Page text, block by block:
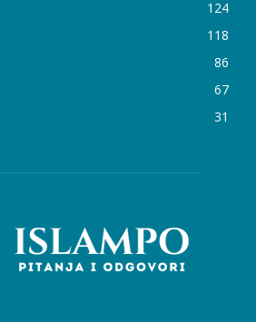
124
118
86
67
31